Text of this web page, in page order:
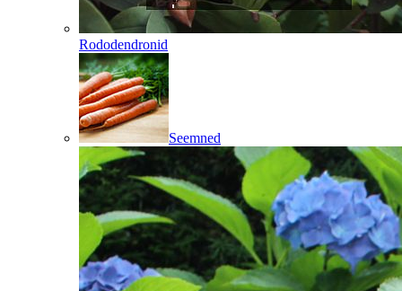
Rododendronid
Seemned